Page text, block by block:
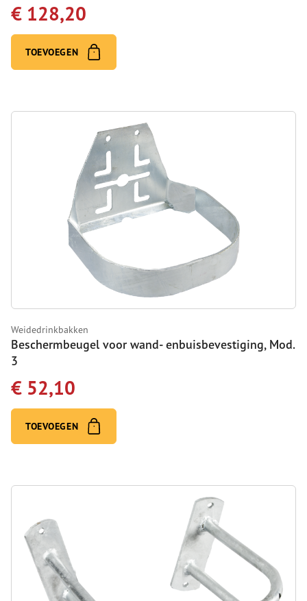
€ 128,20
TOEVOEGEN
Weidedrinkbakken
Beschermbeugel voor wand- enbuisbevestiging, Mod.
3
€ 52,10
TOEVOEGEN